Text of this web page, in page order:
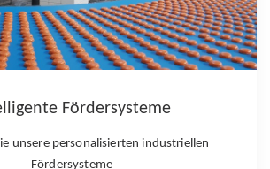
Zusammenführen / Aufteilen
Erleichtern Sie den Transport Ihrer Artikel